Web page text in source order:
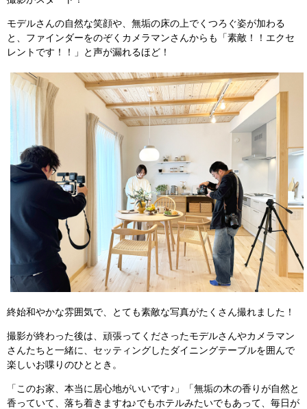
モデルさんの自然な笑顔や、無垢の床の上でくつろぐ姿が加わる
と、ファインダーをのぞくカメラマンさんからも「素敵！！エクセ
レントです！！」と声が漏れるほど！
終始和やかな雰囲気で、とても素敵な写真がたくさん撮れました！
撮影が終わった後は、頑張ってくださったモデルさんやカメラマン
さんたちと一緒に、セッティングしたダイニングテーブルを囲んで
楽しいお喋りのひととき。
「このお家、本当に居心地がいいです♪」「無垢の木の香りが自然と
香っていて、落ち着きますね♪でもホテルみたいでもあって、毎日が